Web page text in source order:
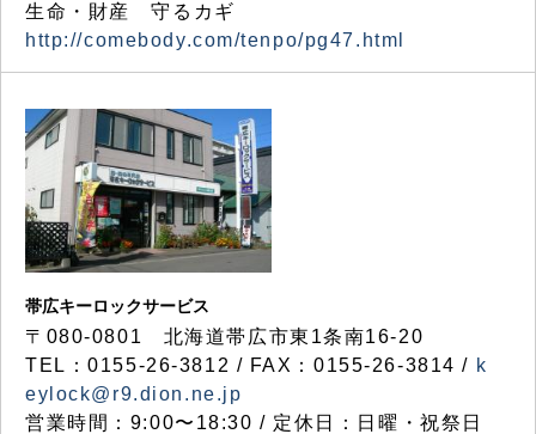
生命・財産 守るカギ
http://comebody.com/tenpo/pg47.html
帯広キーロックサービス
〒080-0801 北海道帯広市東1条南16-20
TEL：0155-26-3812 / FAX：0155-26-3814 / k
eylock@r9.dion.ne.jp
営業時間：9:00〜18:30 / 定休日：日曜・祝祭日